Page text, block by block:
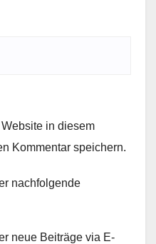
in diesem
Kommentar speichern.
nachfolgende
neue Beiträge via E-